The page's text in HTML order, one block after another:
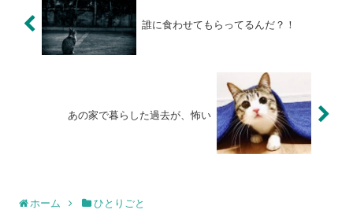
誰に食わせてもらってるんだ？！
あの家で暮らした過去が、怖い
ホーム ひとりごと